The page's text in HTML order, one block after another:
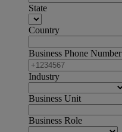
State
Country
Business Phone Number
Industry
Business Unit
Business Role